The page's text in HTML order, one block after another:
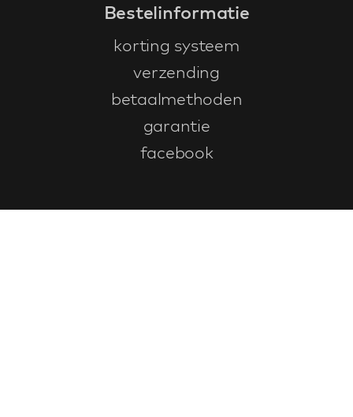
Bestelinformatie
korting systeem
verzending
betaalmethoden
garantie
facebook
Klantenservice